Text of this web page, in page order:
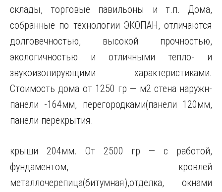
склады, торговые павильоны и т.п. Дома,
собранные по технологии ЭКОПАН, отличаются
долговечностью, высокой прочностью,
экологичностью и отличными тепло- и
звукоизолирующими характеристиками.
Стоимость дома от 1250 гр — м2 cтена наружн-
панели -164мм, перегородками(панели 120мм,
панели перекрытия.
крыши 204мм. От 2500 гр — с работой,
фундаментом, кровлей
металлочерепица(битумная),отделка, окнами